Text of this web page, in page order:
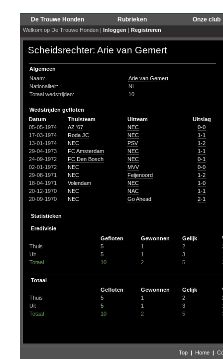
De Trouwe Honden Rubrieken Onze club
Welkom op De Trouwe Honden | Inloggen | Registreren
Scheidsrechter: Arie van Gemert
Algemeen
Naam:
Arie van Gemert
Nationaliteit:
NL
Totaal wedstrijden:
10
Wedstrijden gefloten
Datum
Thuisteam Uitteam
Uitslag
05-05-1974
AZ '67 NEC
0-0
17-03-1974
Roda JC NEC
1-1
13-01-1974
NEC PSV
1-2
29-04-1973
FC Amsterdam NEC
1-1
24-09-1972
FC Den Bosch NEC
0-1
02-01-1972
NEC MVV
0-0
29-08-1971
NEC Feijenoord
1-2
18-04-1971
Volendam NEC
1-0
20-12-1970
NEC NAC
1-1
20-09-1970
NEC Go Ahead 2-1
Statistieken
Eredivisie
Gefloten
Gewonnen Gelijk
Thuis
5 1 2
Uit
5 1 3
Totaal
10 2 5
Totaal
Gefloten
Gewonnen Gelijk
Thuis
5 1 2
Uit
5 1 3
Totaal
10 2 5
Top | Home |